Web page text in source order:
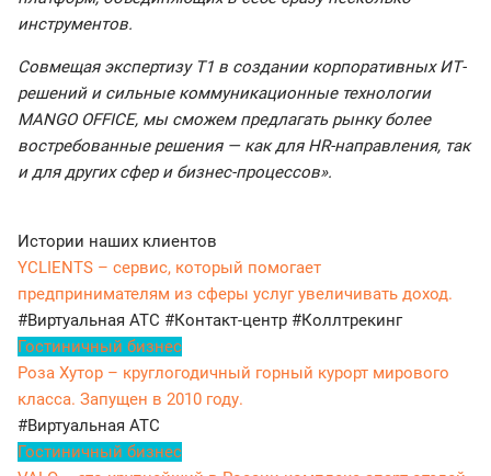
инструментов.
Совмещая экспертизу Т1 в создании корпоративных ИТ-
решений и сильные коммуникационные технологии
MANGO OFFICE, мы сможем предлагать рынку более
востребованные решения — как для HR-направления, так
и для других сфер и бизнес-процессов».
Истории наших клиентов
YCLIENTS – сервис, который помогает
предпринимателям из сферы услуг увеличивать доход.
#Виртуальная АТС #Контакт-центр #Коллтрекинг
Гостиничный бизнес
Роза Хутор – круглогодичный горный курорт мирового
класса. Запущен в 2010 году.
#Виртуальная АТС
Гостиничный бизнес